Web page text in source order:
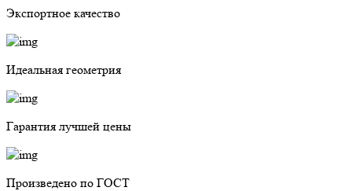
Экспортное качество
Идеальная геометрия
Гарантия лучшей цены
Произведено по ГОСТ